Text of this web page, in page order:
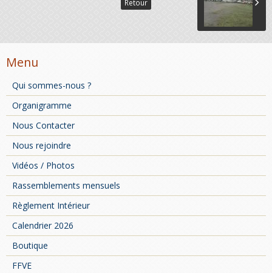
Retour
Menu
Qui sommes-nous ?
Organigramme
Nous Contacter
Nous rejoindre
Vidéos / Photos
Rassemblements mensuels
Règlement Intérieur
Calendrier 2026
Boutique
FFVE